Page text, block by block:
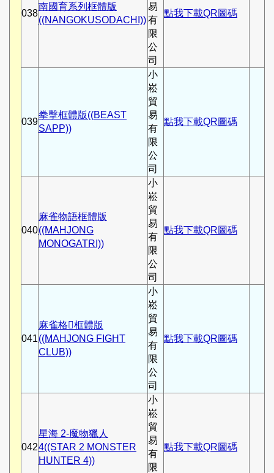
038
南國育系列框體版
((NANGOKUSODACHI))
易
有
限
公
司
點我下載QR圖碼
039
拳擊框體版((BEAST
SAPP))
小
崧
貿
易
有
限
公
司
點我下載QR圖碼
040
麻雀物語框體版
((MAHJONG
MONOGATRI))
小
崧
貿
易
有
限
公
司
點我下載QR圖碼
041
麻雀格框體版
((MAHJONG FIGHT
CLUB))
小
崧
貿
易
有
限
公
司
點我下載QR圖碼
042
星海 2-魔物獵人
4((STAR 2 MONSTER
HUNTER 4))
小
崧
貿
易
有
限
點我下載QR圖碼